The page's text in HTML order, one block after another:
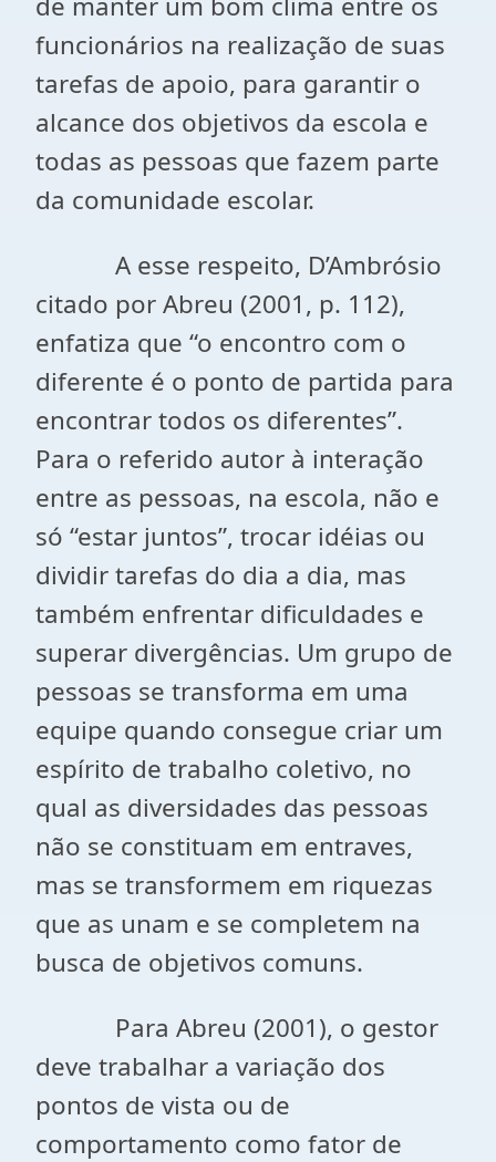
funcionários na realização de suas
tarefas de apoio, para garantir o
alcance dos objetivos da escola e
todas as pessoas que fazem parte
da comunidade escolar.
A esse respeito, D’Ambrósio
citado por Abreu (2001, p. 112),
enfatiza que “o encontro com o
diferente é o ponto de partida para
encontrar todos os diferentes”.
Para o referido autor à interação
entre as pessoas, na escola, não e
só “estar juntos”, trocar idéias ou
dividir tarefas do dia a dia, mas
também enfrentar dificuldades e
superar divergências. Um grupo de
pessoas se transforma em uma
equipe quando consegue criar um
espírito de trabalho coletivo, no
qual as diversidades das pessoas
não se constituam em entraves,
mas se transformem em riquezas
que as unam e se completem na
busca de objetivos comuns.
Para Abreu (2001), o gestor
deve trabalhar a variação dos
pontos de vista ou de
comportamento como fator de